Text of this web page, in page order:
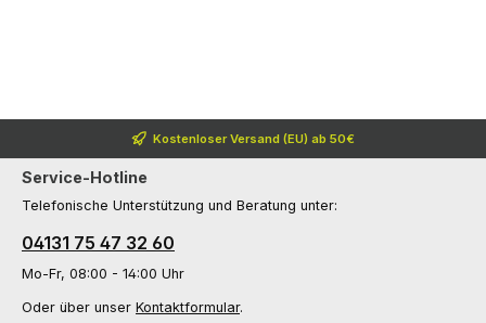
Kostenloser Versand (EU) ab 50€
Service-Hotline
Telefonische Unterstützung und Beratung unter:
04131 75 47 32 60
Mo-Fr, 08:00 - 14:00 Uhr
Oder über unser Kontaktformular.